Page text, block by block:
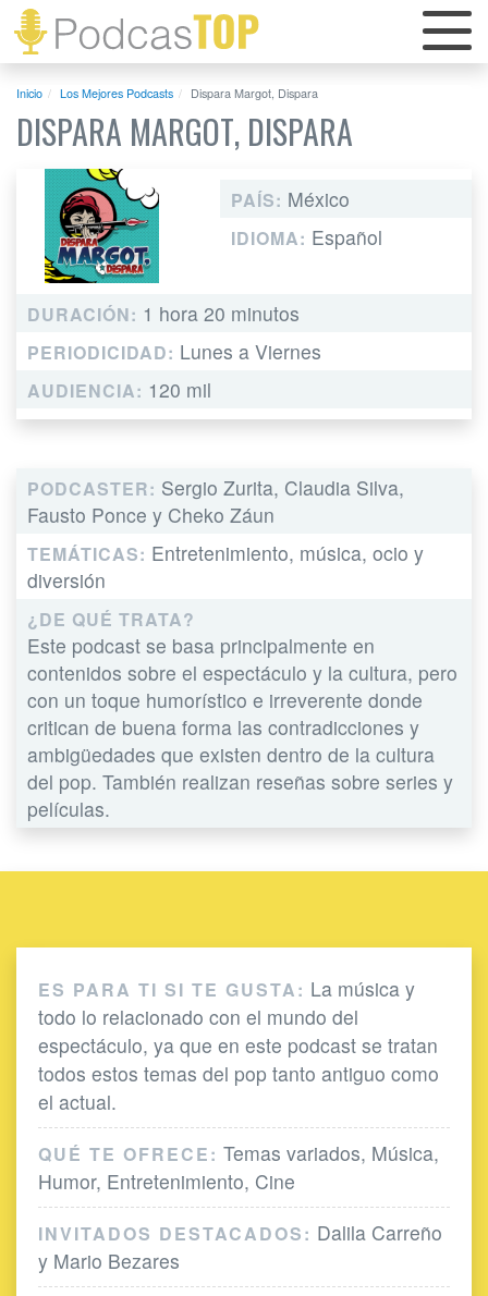
Inicio Los Mejores Podcasts Dispara Margot, Dispara
DISPARA MARGOT, DISPARA
PAÍS: México
IDIOMA: Español
DURACIÓN: 1 hora 20 minutos
PERIODICIDAD: Lunes a Viernes
AUDIENCIA: 120 mil
PODCASTER: Sergio Zurita, Claudia Silva,
Fausto Ponce y Cheko Záun
TEMÁTICAS: Entretenimiento, música, ocio y
diversión
¿DE QUÉ TRATA?
Este podcast se basa principalmente en
contenidos sobre el espectáculo y la cultura, pero
con un toque humorístico e irreverente donde
critican de buena forma las contradicciones y
ambigüedades que existen dentro de la cultura
del pop. También realizan reseñas sobre series y
películas.
ES PARA TI SI TE GUSTA: La música y
todo lo relacionado con el mundo del
espectáculo, ya que en este podcast se tratan
todos estos temas del pop tanto antiguo como
el actual.
QUÉ TE OFRECE: Temas variados, Música,
Humor, Entretenimiento, Cine
INVITADOS DESTACADOS: Dalila Carreño
y Mario Bezares